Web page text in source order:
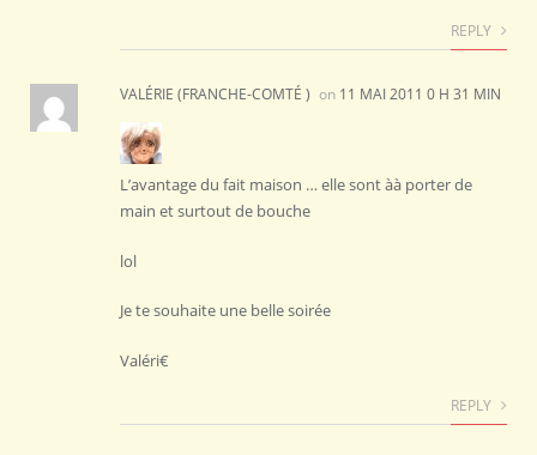
REPLY
VALÉRIE (FRANCHE-COMTÉ ) on 11 MAI 2011 0 H 31 MIN
L’avantage du fait maison … elle sont àà porter de
main et surtout de bouche
lol
Je te souhaite une belle soirée
Valéri€
REPLY